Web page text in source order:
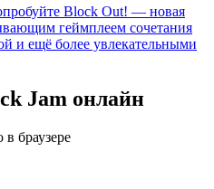
Block Out! — новая
геймплеем сочетания
и ещё более увлекательными
Jam онлайн
браузере